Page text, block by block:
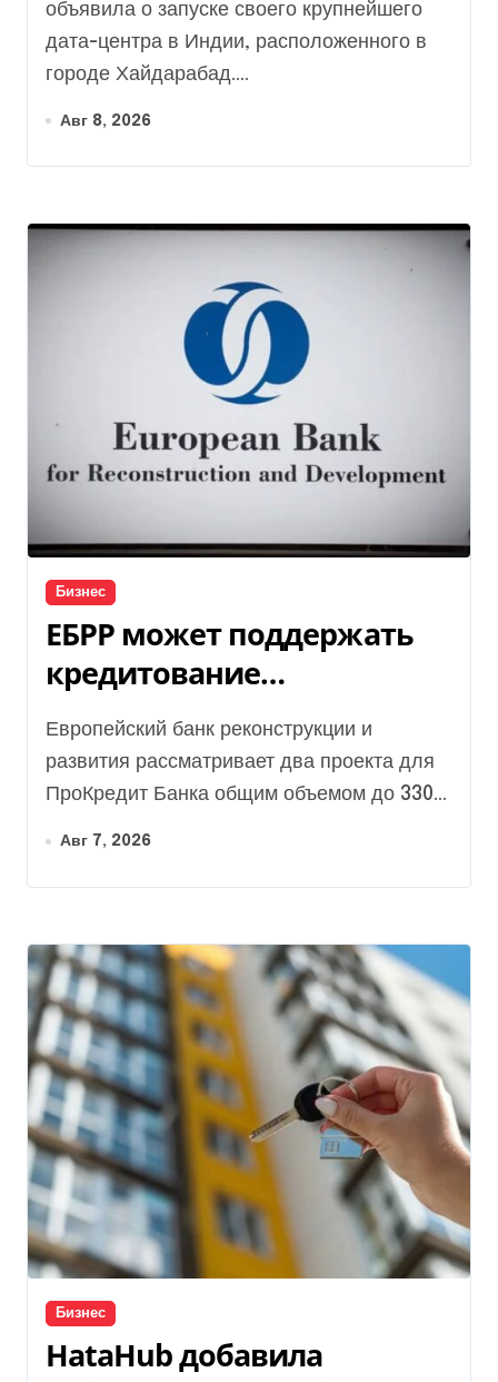
объявила о запуске своего крупнейшего
дата-центра в Индии, расположенного в
городе Хайдарабад....
Авг 8, 2026
Бизнес
ЕБРР может поддержать
кредитование
украинского бизнеса на
300 млн евро — Delo.ua
Европейский банк реконструкции и
развития рассматривает два проекта для
ПроКредит Банка общим объемом до 330...
Авг 7, 2026
Бизнес
HataHub добавила